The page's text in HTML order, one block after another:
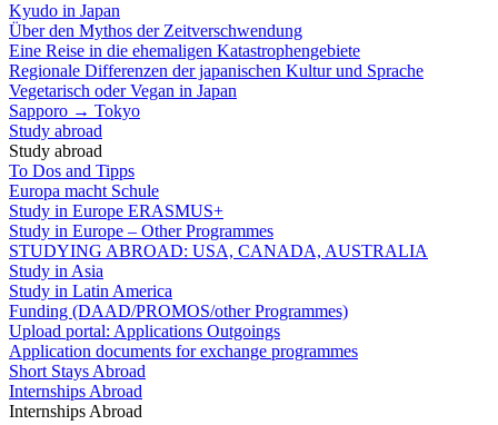
Kyudo in Japan
Über den Mythos der Zeitverschwendung
Eine Reise in die ehemaligen Katastrophengebiete
Regionale Differenzen der japanischen Kultur und Sprache
Vegetarisch oder Vegan in Japan
Sapporo → Tokyo
Study abroad
Study abroad
To Dos and Tipps
Europa macht Schule
Study in Europe ERASMUS+
Study in Europe – Other Programmes
STUDYING ABROAD: USA, CANADA, AUSTRALIA
Study in Asia
Study in Latin America
Funding (DAAD/PROMOS/other Programmes)
Upload portal: Applications Outgoings
Application documents for exchange programmes
Short Stays Abroad
Internships Abroad
Internships Abroad